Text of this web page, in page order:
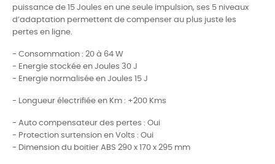
puissance de 15 Joules en une seule impulsion, ses 5 niveaux
d’adaptation permettent de compenser au plus juste les
pertes en ligne.
- Consommation : 20 à 64 W
- Energie stockée en Joules 30 J
- Energie normalisée en Joules 15 J
- Longueur électrifiée en Km : +200 Kms
- Auto compensateur des pertes : Oui
- Protection surtension en Volts : Oui
- Dimension du boitier ABS 290 x 170 x 295 mm